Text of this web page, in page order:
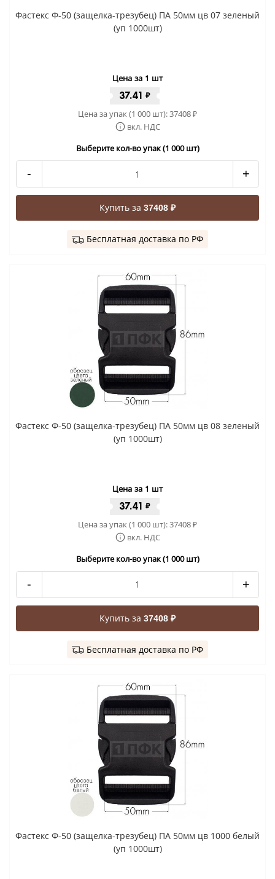
Фастекс Ф-50 (защелка-трезубец) ПА 50мм цв 07 зеленый
(уп 1000шт)
Цена за 1 шт
37.41 ₽
Цена за упак (1 000 шт):37408₽
вкл. НДС
Выберите кол-во упак (1 000 шт)
- +
Купить за 37408 ₽
Бесплатная доставка по РФ
Фастекс Ф-50 (защелка-трезубец) ПА 50мм цв 08 зеленый
(уп 1000шт)
Цена за 1 шт
37.41 ₽
Цена за упак (1 000 шт):37408₽
вкл. НДС
Выберите кол-во упак (1 000 шт)
- +
Купить за 37408 ₽
Бесплатная доставка по РФ
Фастекс Ф-50 (защелка-трезубец) ПА 50мм цв 1000 белый
(уп 1000шт)